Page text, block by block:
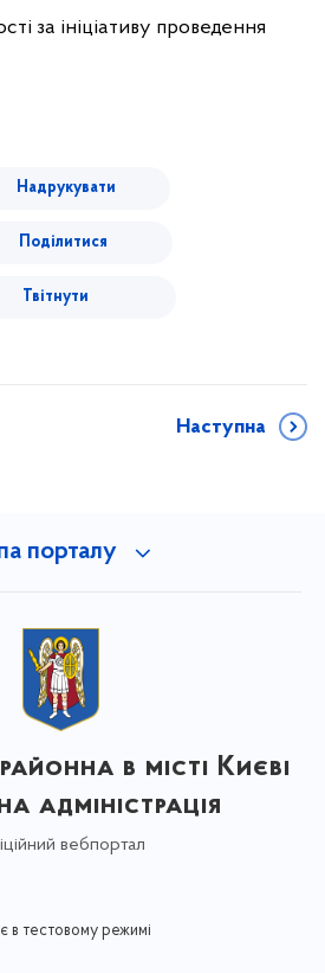
за ініціативу проведення
Надрукувати
Поділитися
Твітнути
Наступна
порталу
в місті Києві
адміністрація
вебпортал
в тестовому режимі